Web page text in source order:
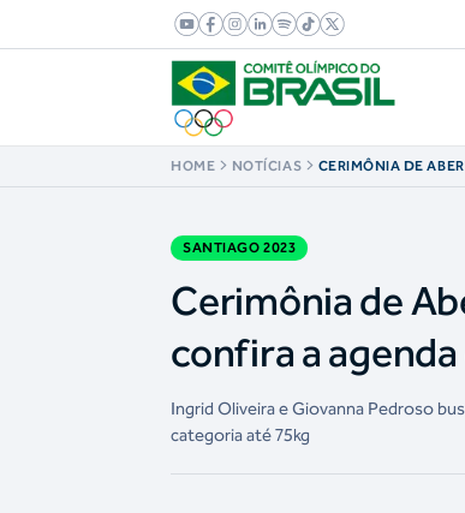
HOME NOTÍCIAS
CERIMÔNIA DE
SANTIAGO 2023
Cerimônia de
confira a
Ingrid Oliveira e Giovanna Pedroso
categoria até 75kg